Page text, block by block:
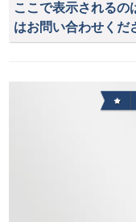
ここで表示されるの
はお問い合わせくだ